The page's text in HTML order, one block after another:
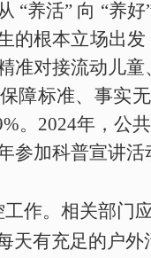
“养活” 向 “养
的根本立场出
准对接流动儿
障标准、事实
。2024年，公
参加科普宣讲活
工作。相关部
天有充足的户